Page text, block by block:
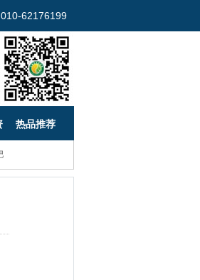
010-62176199
热品推荐